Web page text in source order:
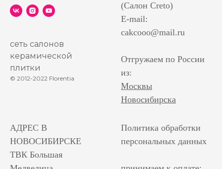
сеть салонов
керамической
плитки
© 2012-2022 Florentia
(Салон Creto)
E-mail:
cakcooo@mail.ru
Отгружаем по России
из:
Москвы
Новосибирска
АДРЕС В
НОВОСИБИРСКЕ
ТВК Большая
Политика обработки
персональных данных